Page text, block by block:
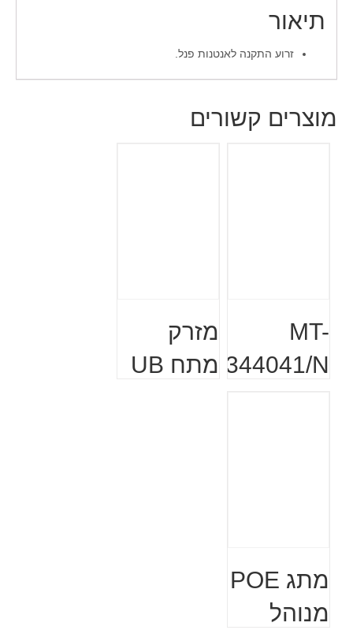
תיאור
זרוע התקנה לאנטנות פנל.
מוצרים קשורים
MT-
344041/N
מזרק
מתח UB
מתג POE
מנוהל